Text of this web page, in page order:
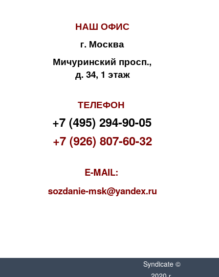
НАШ ОФИС
г. Москва
Мичуринский просп.,
д. 34, 1 этаж
ТЕЛЕФОН
+7 (495) 294-90-05
+7 (926) 807-60-32
E-MAIL:
sozdanie-msk@yandex.ru
Syndicate ©